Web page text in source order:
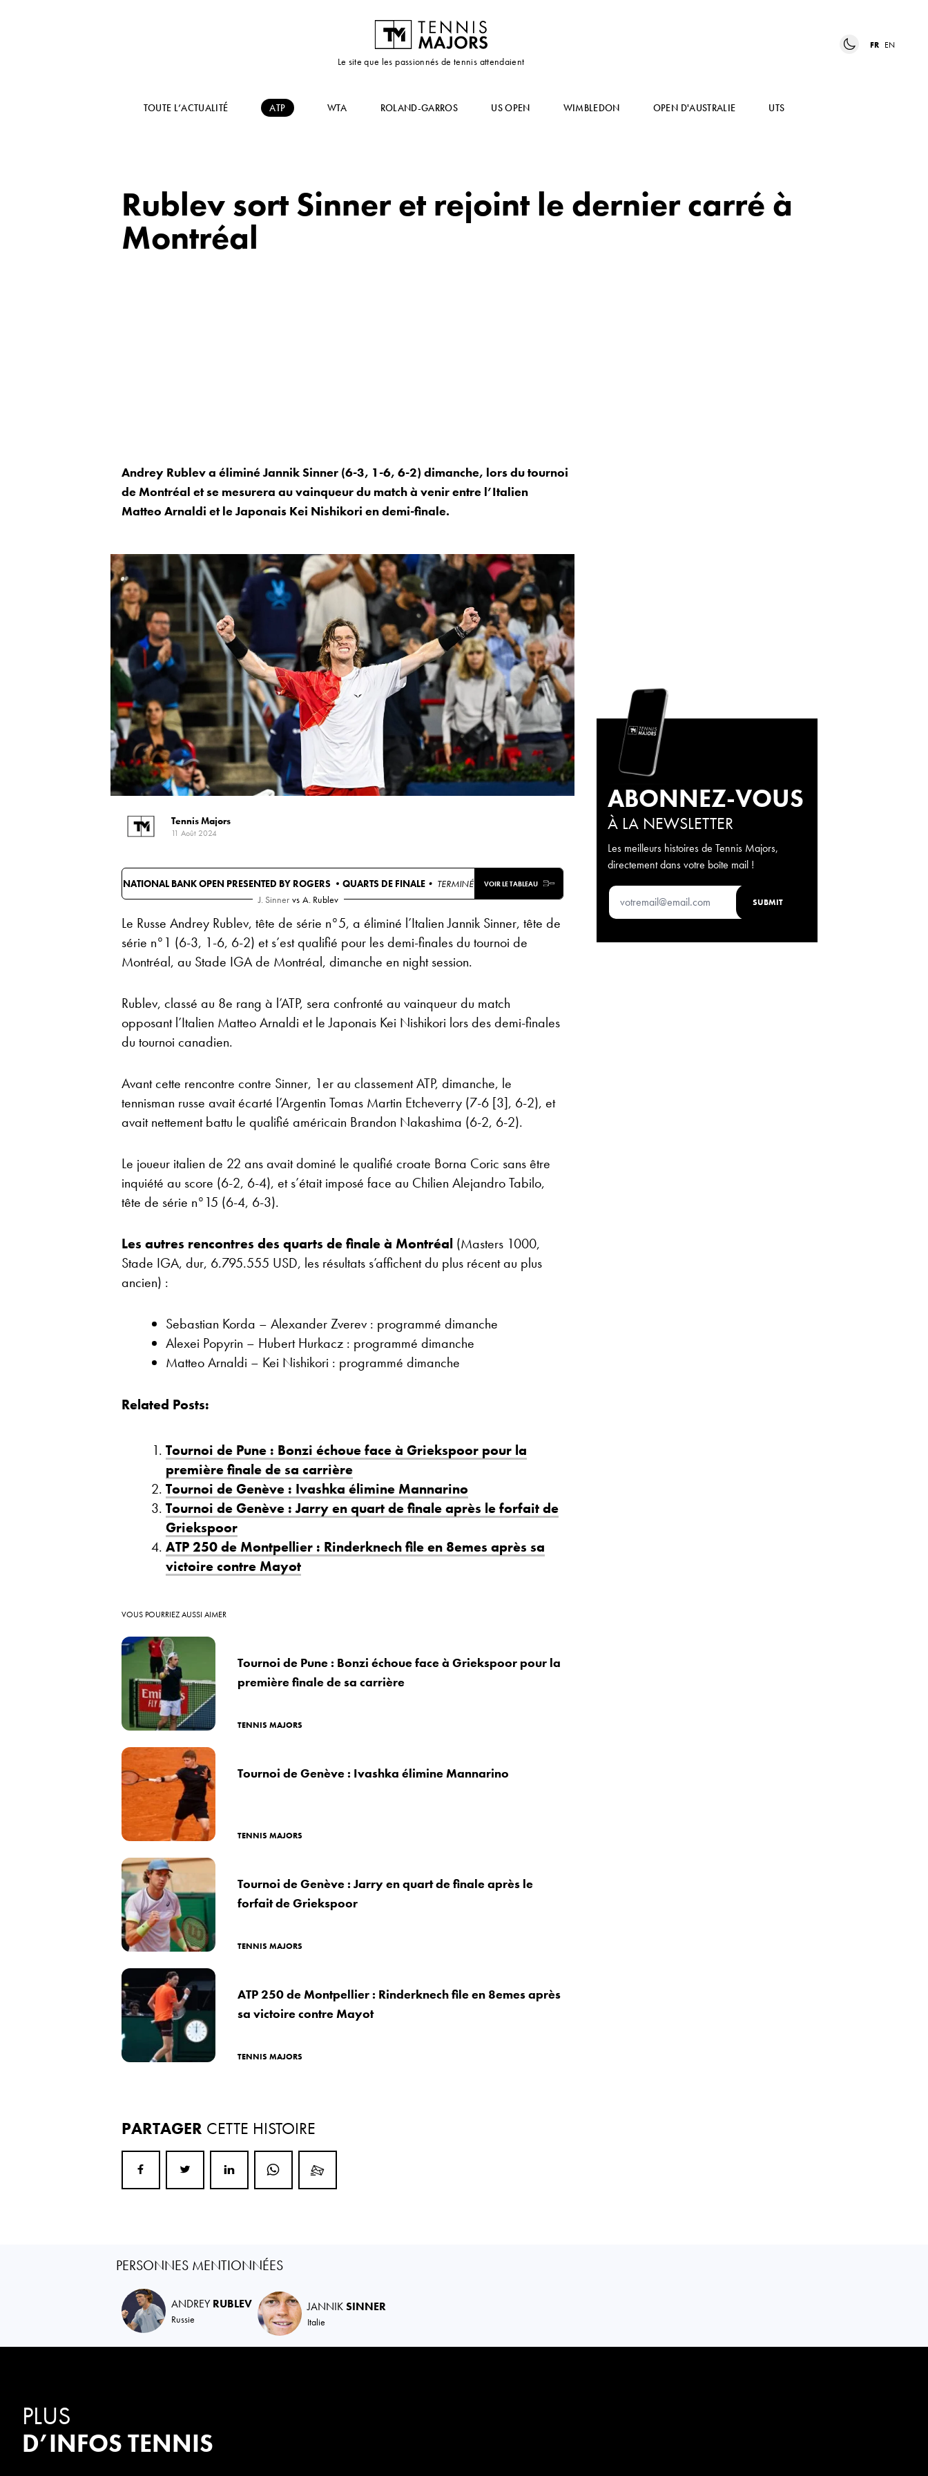
Le site que les passionnés de tennis attendaient
FR EN
TOUTE L’ACTUALITÉ ATP WTA ROLAND-GARROS US OPEN WIMBLEDON OPEN D'AUSTRALIE UTS
Rublev sort Sinner et rejoint le dernier carré à
Montréal
Andrey Rublev a éliminé Jannik Sinner (6-3, 1-6, 6-2) dimanche, lors du tournoi
de Montréal et se mesurera au vainqueur du match à venir entre l’Italien
Matteo Arnaldi et le Japonais Kei Nishikori en demi-finale.
Tennis Majors
11 Août 2024
NATIONAL BANK OPEN PRESENTED BY ROGERS •QUARTS DE FINALE • TERMINÉ VOIR LE TABLEAU
J. Sinner vs A. Rublev
Le Russe Andrey Rublev, tête de série n°5, a éliminé l’Italien Jannik Sinner, tête de
série n°1 (6-3, 1-6, 6-2) et s’est qualifié pour les demi-finales du tournoi de
Montréal, au Stade IGA de Montréal, dimanche en night session.
Rublev, classé au 8e rang à l’ATP, sera confronté au vainqueur du match
opposant l’Italien Matteo Arnaldi et le Japonais Kei Nishikori lors des demi-finales
du tournoi canadien.
Avant cette rencontre contre Sinner, 1er au classement ATP, dimanche, le
tennisman russe avait écarté l’Argentin Tomas Martin Etcheverry (7-6 [3], 6-2), et
avait nettement battu le qualifié américain Brandon Nakashima (6-2, 6-2).
Le joueur italien de 22 ans avait dominé le qualifié croate Borna Coric sans être
inquiété au score (6-2, 6-4), et s’était imposé face au Chilien Alejandro Tabilo,
tête de série n°15 (6-4, 6-3).
Les autres rencontres des quarts de finale à Montréal (Masters 1000,
Stade IGA, dur, 6.795.555 USD, les résultats s’affichent du plus récent au plus
ancien) :
Sebastian Korda – Alexander Zverev : programmé dimanche
Alexei Popyrin – Hubert Hurkacz : programmé dimanche
Matteo Arnaldi – Kei Nishikori : programmé dimanche
Related Posts:
Tournoi de Pune : Bonzi échoue face à Griekspoor pour la
première finale de sa carrière
Tournoi de Genève : Ivashka élimine Mannarino
Tournoi de Genève : Jarry en quart de finale après le forfait de
Griekspoor
ATP 250 de Montpellier : Rinderknech file en 8emes après sa
victoire contre Mayot
VOUS POURRIEZ AUSSI AIMER
Tournoi de Pune : Bonzi échoue face à Griekspoor pour la
première finale de sa carrière
TENNIS MAJORS
Tournoi de Genève : Ivashka élimine Mannarino
TENNIS MAJORS
Tournoi de Genève : Jarry en quart de finale après le
forfait de Griekspoor
TENNIS MAJORS
ATP 250 de Montpellier : Rinderknech file en 8emes après
sa victoire contre Mayot
TENNIS MAJORS
PARTAGER CETTE HISTOIRE
ABONNEZ-VOUS
À LA NEWSLETTER
Les meilleurs histoires de Tennis Majors,
directement dans votre boîte mail !
PERSONNES MENTIONNÉES
ANDREYRUBLEV
Russie
JANNIKSINNER
Italie
PLUS
D’INFOS TENNIS